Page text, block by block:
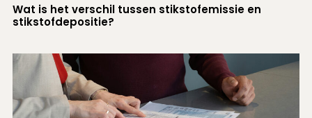
Wat is het verschil tussen stikstofemissie en
stikstofdepositie?